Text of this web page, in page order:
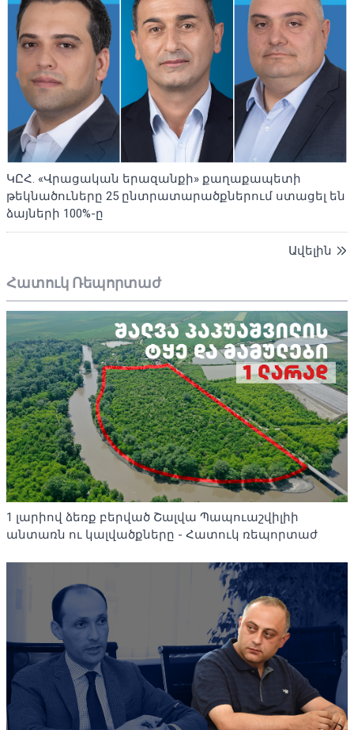
ԿԸՀ. «Վրացական երազանքի» քաղաքապետի
թեկնածուները 25 ընտրատարածքներում ստացել են
ձայների 100%-ը
Ավելին
Հատուկ Ռեպորտաժ
1 լարիով ձեռք բերված Շալվա Պապուաշվիլիի
անտառն ու կալվածքները - Հատուկ ռեպորտաժ